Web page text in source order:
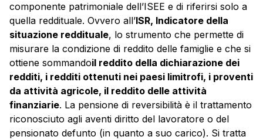
componente patrimoniale dell’ISEE e di riferirsi solo a
quella reddituale. Ovvero all’ISR, Indicatore della
situazione reddituale, lo strumento che permette di
misurare la condizione di reddito delle famiglie e che si
ottiene sommandoil reddito della dichiarazione dei
redditi, i redditi ottenuti nei paesi limitrofi, i proventi
da attività agricole, il reddito delle attività
finanziarie. La pensione di reversibilità è il trattamento
riconosciuto agli aventi diritto del lavoratore o del
pensionato defunto (in quanto a suo carico). Si tratta